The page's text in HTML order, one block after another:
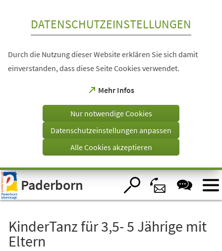
Visuelle
Assistenzsoftware
öffnen.
DATENSCHUTZEINSTELLUNGEN
Durch die Nutzung dieser Website erklären Sie sich damit
einverstanden, dass diese Seite Cookies verwendet.
Mehr Infos
(Öffnet
einem
Tab)
Nur notwendige Cookies
Datenschutzeinstellungen anpassen
Alle Cookies akzeptieren
Paderborn
KinderTanz für 3,5- 5 Jährige mit
Eltern